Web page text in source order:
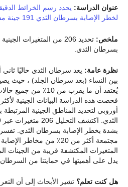
عنوان الدراسة:
لخطر الإصابة بسرطان الثدي 191 جينة مستهدفة محتملة.
ملخص:
تحديد 206 من المتغيرات
بسرطان الثدي.
نظرة عامة: يعد سرطان الثدي حاليًا
يُعتقد أن ما يقرب من
أوروبي لتحديد المناطق الجينية
بشدة بخطر الإصابة بسرطان الثدي. تفسر
مجتمعة أكثر من 20٪ من
المتغيرات المكتشفة قريبة من الجينات
يدل على أهميتها في حمايتنا من السرطان.
هل كنت تعلم؟ تشير الأبحاث إلى أن